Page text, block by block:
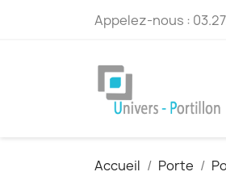
Appelez-nous :
Accueil Porte